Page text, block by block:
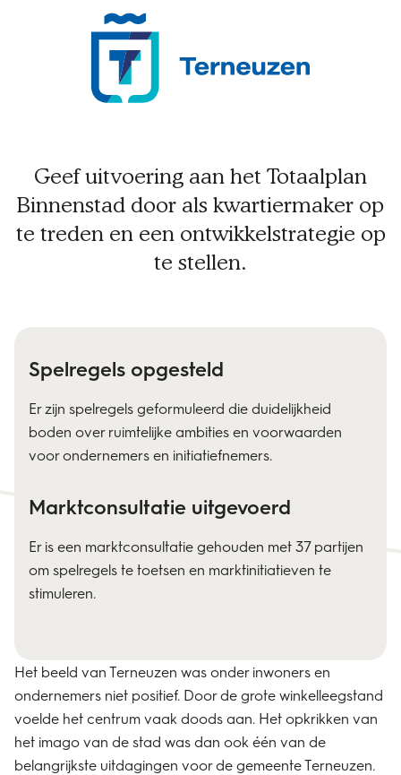
Geef uitvoering aan het Totaalplan
Binnenstad door als kwartiermaker op
te treden en een ontwikkelstrategie op
te stellen.
Spelregels opgesteld
Er zijn spelregels geformuleerd die duidelijkheid
boden over ruimtelijke ambities en voorwaarden
voor ondernemers en initiatiefnemers.
Marktconsultatie uitgevoerd
Er is een marktconsultatie gehouden met 37 partijen
om spelregels te toetsen en marktinitiatieven te
stimuleren.
Het beeld van Terneuzen was onder inwoners en
ondernemers niet positief. Door de grote winkelleegstand
voelde het centrum vaak doods aan. Het opkrikken van
het imago van de stad was dan ook één van de
belangrijkste uitdagingen voor de gemeente Terneuzen.